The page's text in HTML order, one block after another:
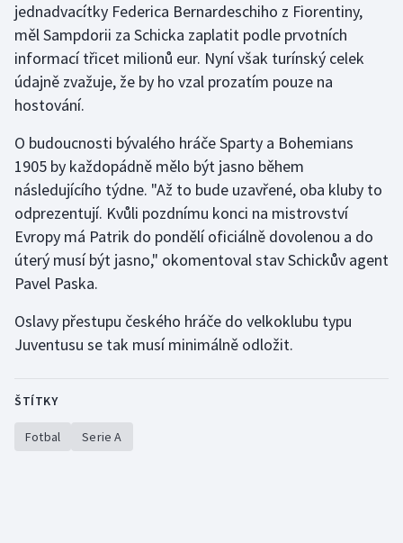
Ragby
Rychlobruslení
Rychlostní kanoistika
Short track
Sportovní střelba
Stolní tenis
Triatlon
Veslování
Volejbal
Ostatní
jednadvacítky Federica Bernardeschiho z Fiorentiny,
měl Sampdorii za Schicka zaplatit podle prvotních
informací třicet milionů eur. Nyní však turínský celek
údajně zvažuje, že by ho vzal prozatím pouze na
hostování.
O budoucnosti bývalého hráče Sparty a Bohemians
1905 by každopádně mělo být jasno během
následujícího týdne. "Až to bude uzavřené, oba kluby to
odprezentují. Kvůli pozdnímu konci na mistrovství
Evropy má Patrik do pondělí oficiálně dovolenou a do
úterý musí být jasno," okomentoval stav Schickův agent
Pavel Paska.
Oslavy přestupu českého hráče do velkoklubu typu
Juventusu se tak musí minimálně odložit.
ŠTÍTKY
Fotbal Serie A